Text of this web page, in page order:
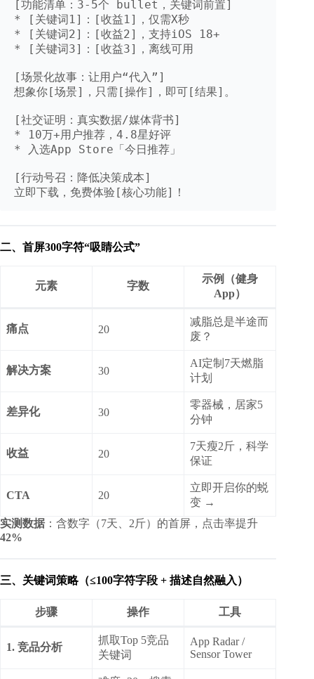
[功能清单：3-5个 bullet，关键词前置]
* [关键词1]：[收益1]，仅需X秒
* [关键词2]：[收益2]，支持iOS 18+
* [关键词3]：[收益3]，离线可用
[场景化故事：让用户“代入”]
想象你[场景]，只需[操作]，即可[结果]。
[社交证明：真实数据/媒体背书]
* 10万+用户推荐，4.8星好评
* 入选App Store「今日推荐」
[行动号召：降低决策成本]
立即下载，免费体验[核心功能]！
二、首屏300字符“吸睛公式”
元素 字数
示例（健身
App）
痛点 20
减脂总是半途而
废？
解决方案 30
AI定制7天燃脂
计划
差异化 30
零器械，居家5
分钟
收益 20
7天瘦2斤，科学
保证
CTA 20
立即开启你的蜕
变 →
实测数据 ：含数字（7天、2斤）的首屏，点击率提升
42%
三、关键词策略（≤100字符字段 + 描述自然融入）
步骤 操作 工具
1. 竞品分析
抓取Top 5竞品
关键词
App Radar /
Sensor Tower